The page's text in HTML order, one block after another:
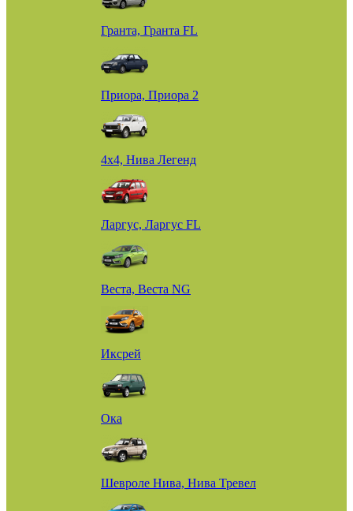
Гранта, Гранта FL
Приора, Приора 2
4х4, Нива Легенд
Ларгус, Ларгус FL
Веста, Веста NG
Иксрей
Ока
Шевроле Нива, Нива Тревел